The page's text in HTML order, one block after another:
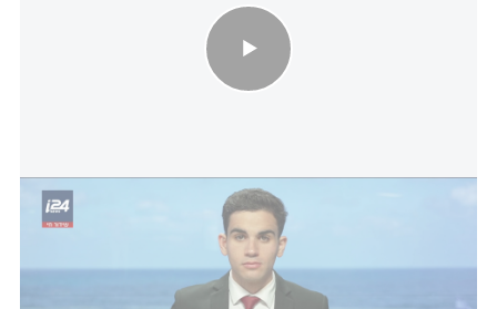
תושב ישראלי בוונצואלה משחזר: הכל התחיל לזוז בצורה לא נורמלית -
ארג'ואן הסביר כי הפגיעה הקשה ביותר התרחשה באזורי
העוני: "בוונצואלה יש את השכבה הפחות חזקה,
שהבתים שלהם בנויים בצורה לא חוקית והרבה פחות